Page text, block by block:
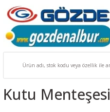
Kutu Menteşesi